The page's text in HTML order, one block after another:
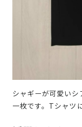
シャギーが可愛いシ
一枚です。Tシャツ